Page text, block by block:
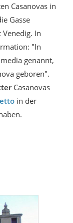
Casanovas in
Gasse
In
"In
genannt,
geboren".
Casanovas
in der